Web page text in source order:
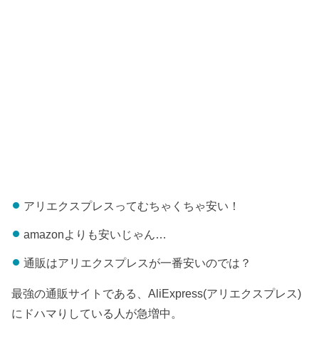
アリエクスプレスってむちゃくちゃ安い！
amazonよりも安いじゃん…
通販はアリエクスプレスが一番安いのでは？
最強の通販サイトである、AliExpress(アリエクスプレス)
にドハマりしている人が急増中。